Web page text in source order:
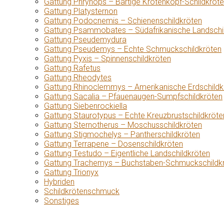
Gattung Platysternon
Gattung Podocnemis – Schienenschildkröten
Gattung Psammobates – Südafrikanische
Gattung Pseudemydura
Gattung Pseudemys – Echte Schmuckschildkröten
Gattung Pyxis – Spinnenschildkröten
Gattung Rafetus
Gattung Rheodytes
Gattung Rhinoclemmys – Amerikanische
Gattung Sacalia – Pfauenaugen-Sumpfschildkröten
Gattung Siebenrockiella
Gattung Staurotypus – Echte
Gattung Sternotherus – Moschusschildkröten
Gattung Stigmochelys – Pantherschildkröten
Gattung Terrapene – Dosenschildkröten
Gattung Testudo – Eigentliche Landschildkröten
Gattung Trachemys – Buchstaben-
Gattung Trionyx
Hybriden
Schildkrötenschmuck
Sonstiges